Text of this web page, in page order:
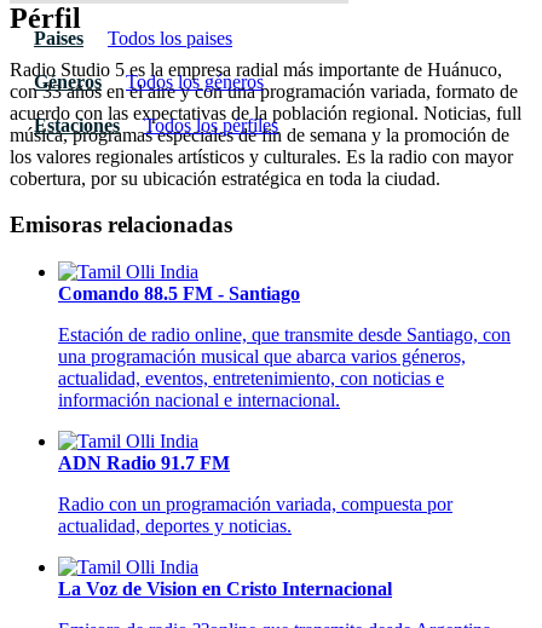
Paises Todos los paises
Géneros Todos los géneros
Estaciones Todos los pérfiles
Pérfil
Radio Studio 5 es la empresa radial más importante de Huánuco,
con 33 años en el aire y con una programación variada, formato de
acuerdo con las expectativas de la población regional. Noticias, full
música, programas especiales de fin de semana y la promoción de
los valores regionales artísticos y culturales. Es la radio con mayor
cobertura, por su ubicación estratégica en toda la ciudad.
Emisoras relacionadas
Comando 88.5 FM - Santiago
Estación de radio online, que transmite desde Santiago, con
una programación musical que abarca varios géneros,
actualidad, eventos, entretenimiento, con noticias e
información nacional e internacional.
ADN Radio 91.7 FM
Radio con un programación variada, compuesta por
actualidad, deportes y noticias.
La Voz de Vision en Cristo Internacional